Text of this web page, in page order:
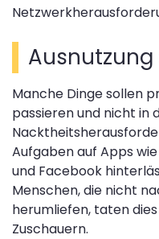
Manche Dinge sollen
passieren und nicht in
Aufgaben auf Apps
und Facebook
Menschen, die nicht
herumliefen, taten
Zuschauern.